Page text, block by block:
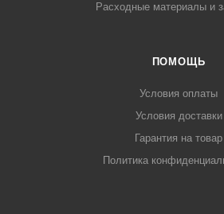
Расходные материалы и
ПОМОЩЬ
Условия оплаты
Условия доставки
Гарантия на товар
Политика